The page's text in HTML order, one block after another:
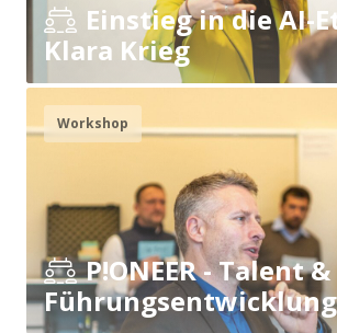
Einstieg in die AI-
Klara Krieg
Workshop
P!ONEER - Talent &
Führungsentwicklung